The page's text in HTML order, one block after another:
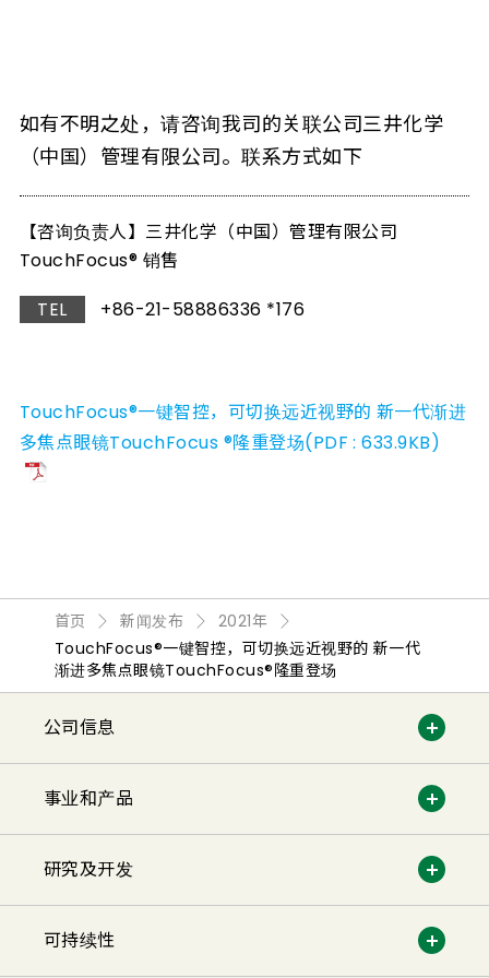
如有不明之处，请咨询我司的关联公司三井化学
（中国）管理有限公司。联系方式如下
【咨询负责人】三井化学（中国）管理有限公司
TouchFocus® 销售
TEL
+86-21-58886336 *176
TouchFocus®一键智控，可切换远近视野的 新一代渐进
多焦点眼镜TouchFocus ®隆重登场(PDF : 633.9KB)
首页 新闻发布
2021年
TouchFocus®一键智控，可切换远近视野的 新一代
渐进多焦点眼镜TouchFocus®隆重登场
公司信息
事业和产品
研究及开发
可持续性